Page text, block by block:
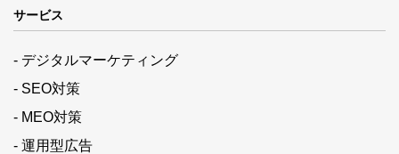
サービス
- デジタルマーケティング
- SEO対策
- MEO対策
- 運用型広告